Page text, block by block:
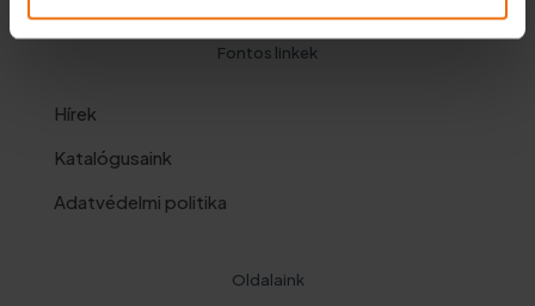
Fontos linkek
Hírek
Katalógusaink
Adatvédelmi politika
Oldalaink